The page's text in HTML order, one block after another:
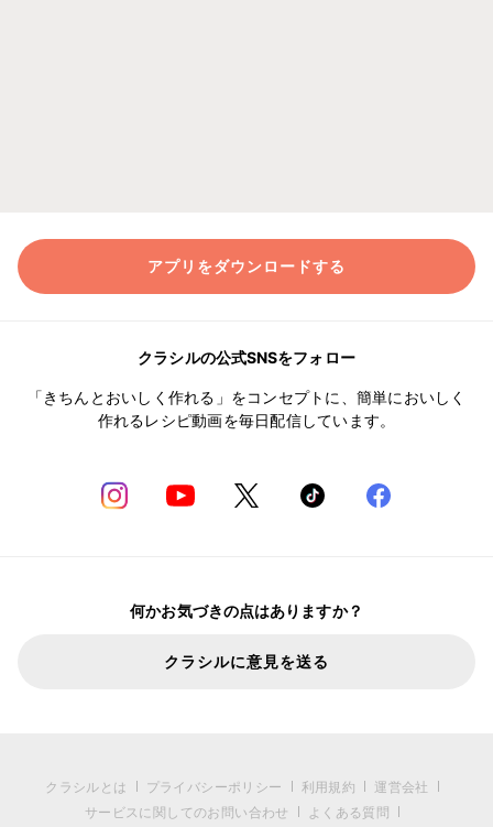
アプリをダウンロードする
クラシルの公式SNSをフォロー
「きちんとおいしく作れる」をコンセプトに、簡単においしく
作れるレシピ動画を毎日配信しています。
何かお気づきの点はありますか？
クラシルに意見を送る
クラシルとは プライバシーポリシー 利用規約
運営会社
サービスに関してのお問い合わせ
よくある質問